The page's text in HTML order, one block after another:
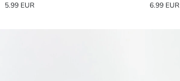
5.99 EUR
6.99 EUR